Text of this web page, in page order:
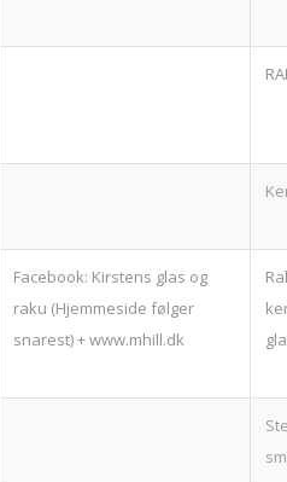
Facebook: Kirstens glas og
raku (Hjemmeside følger
snarest) + www.mhill.dk